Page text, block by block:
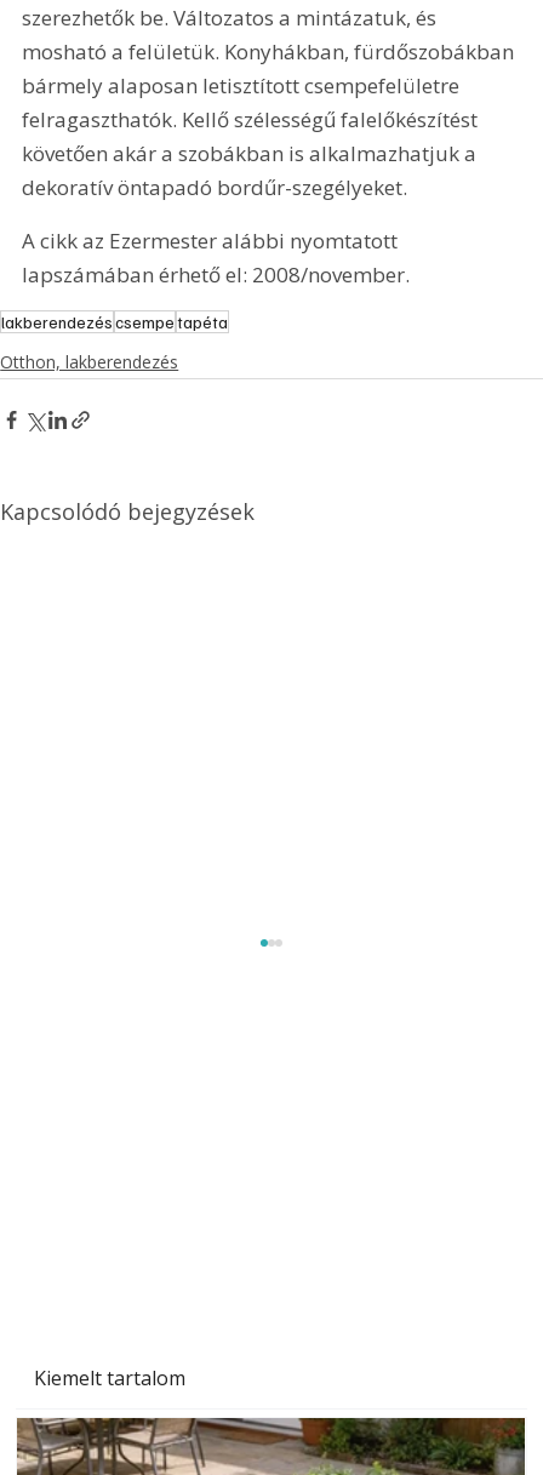
Kiemelt tartalom
szerezhetők be. Változatos a mintázatuk, és
mosható a felületük. Konyhákban, fürdőszobákban
bármely alaposan letisztított csempefelületre
felragaszthatók. Kellő szélességű falelőkészítést
követően akár a szobákban is alkalmazhatjuk a
dekoratív öntapadó bordűr-szegélyeket.
A cikk az Ezermester alábbi nyomtatott
lapszámában érhető el: 2008/november.
lakberendezéscsempetapéta
Otthon, lakberendezés
Kapcsolódó bejegyzések